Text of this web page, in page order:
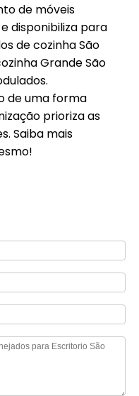
de móveis
disponibiliza para
de cozinha São
Grande São
de uma forma
prioriza as
Saiba mais